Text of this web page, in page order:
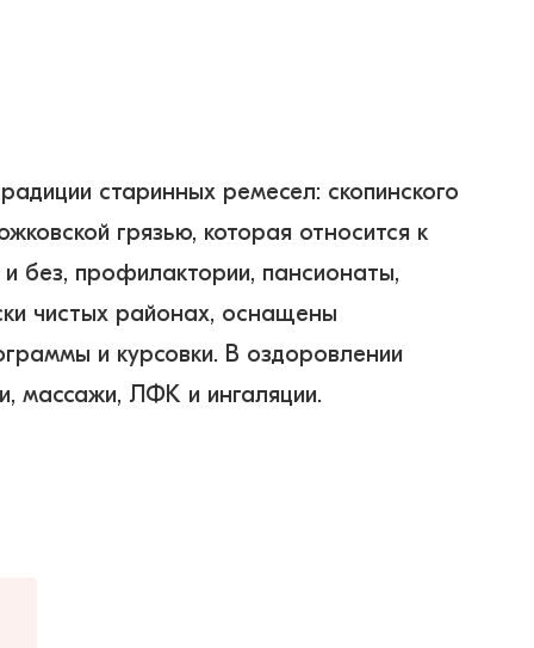
старинных ремесел: скопинского
грязью, которая относится к
без, профилактории, пансионаты,
чистых районах, оснащены
и курсовки. В оздоровлении
массажи, ЛФК и ингаляции.